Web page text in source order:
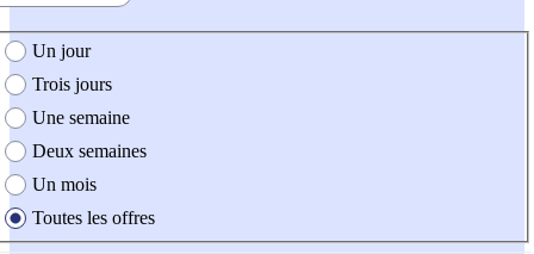
création de l'offre
Un jour
Trois jours
Une semaine
Deux semaines
Un mois
Toutes les offres